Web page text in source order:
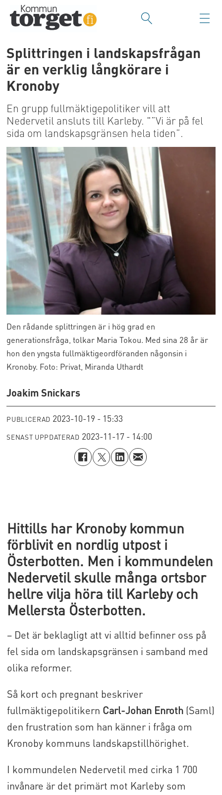
Splittringen i landskapsfrågan
är en verklig långkörare i
Kronoby
En grupp fullmäktigepolitiker vill att
Nedervetil ansluts till Karleby. "”Vi är på fel
sida om landskapsgränsen hela tiden”.
Den rådande splittringen är i hög grad en
generationsfråga, tolkar Maria Tokou. Med sina 28 år är
hon den yngsta fullmäktigeordföranden någonsin i
Kronoby. Foto: Privat, Miranda Uthardt
Joakim Snickars
PUBLICERAD 2023-10-19 - 15:33
SENAST UPPDATERAD 2023-11-17 - 14:00
Hittills har Kronoby kommun
förblivit en nordlig utpost i
Österbotten. Men i kommundelen
Nedervetil skulle många ortsbor
hellre vilja höra till Karleby och
Mellersta Österbotten.
– Det är beklagligt att vi alltid befinner oss på
fel sida om landskapsgränsen i samband med
olika reformer.
Så kort och pregnant beskriver
fullmäktigepolitikern Carl-Johan Enroth(Saml)
den frustration som han känner i fråga om
Kronoby kommuns landskapstillhörighet.
I kommundelen Nedervetil med cirka 1 700
invånare är det primärt mot Karleby som